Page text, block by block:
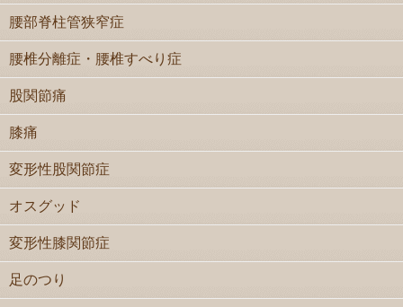
腰部脊柱管狭窄症
腰椎分離症・腰椎すべり症
股関節痛
膝痛
変形性股関節症
オスグッド
変形性膝関節症
足のつり